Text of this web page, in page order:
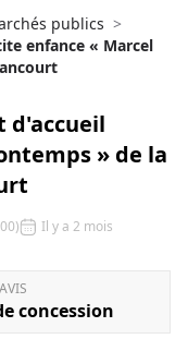
publics >
enfance « Marcel
d'accueil
» de la
Il y a 2 mois
concession